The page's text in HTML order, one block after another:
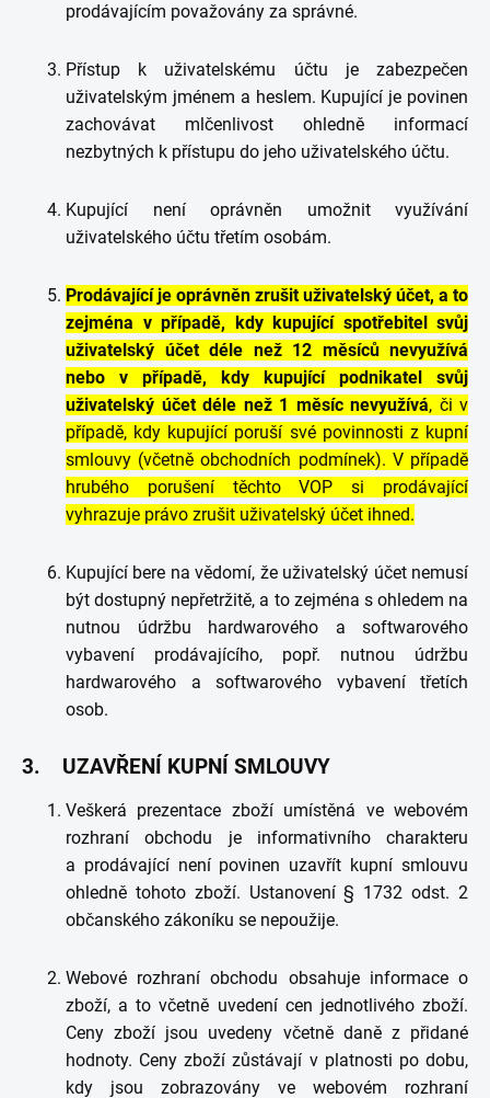
prodávajícím považovány za správné.
Přístup k uživatelskému účtu je zabezpečen
uživatelským jménem a heslem. Kupující je povinen
zachovávat mlčenlivost ohledně informací
nezbytných k přístupu do jeho uživatelského účtu.
Kupující není oprávněn umožnit využívání
uživatelského účtu třetím osobám.
Prodávající je oprávněn zrušit uživatelský účet, a to
zejména v případě, kdy kupující spotřebitel svůj
uživatelský účet déle než 12 měsíců nevyužívá
nebo v případě, kdy kupující podnikatel svůj
uživatelský účet déle než 1 měsíc nevyužívá, či v
případě, kdy kupující poruší své povinnosti z kupní
smlouvy (včetně obchodních podmínek). V případě
hrubého porušení těchto VOP si prodávající
vyhrazuje právo zrušit uživatelský účet ihned.
Kupující bere na vědomí, že uživatelský účet nemusí
být dostupný nepřetržitě, a to zejména s ohledem na
nutnou údržbu hardwarového a softwarového
vybavení prodávajícího, popř. nutnou údržbu
hardwarového a softwarového vybavení třetích
osob.
3. UZAVŘENÍ KUPNÍ SMLOUVY
Veškerá prezentace zboží umístěná ve webovém
rozhraní obchodu je informativního charakteru
a prodávající není povinen uzavřít kupní smlouvu
ohledně tohoto zboží. Ustanovení § 1732 odst. 2
občanského zákoníku se nepoužije.
Webové rozhraní obchodu obsahuje informace o
zboží, a to včetně uvedení cen jednotlivého zboží.
Ceny zboží jsou uvedeny včetně daně z přidané
hodnoty. Ceny zboží zůstávají v platnosti po dobu,
kdy jsou zobrazovány ve webovém rozhraní